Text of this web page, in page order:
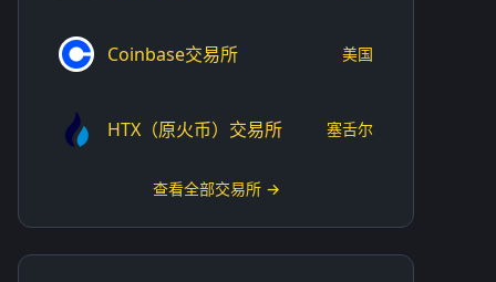
Coinbase交易所 美国
HTX（原火币）交易所 塞舌尔
查看全部交易所 →